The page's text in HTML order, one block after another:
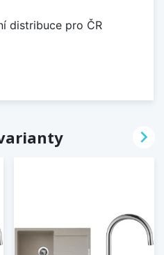
distribuce pro ČR
